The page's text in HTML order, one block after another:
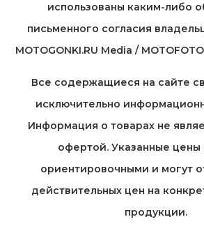
использованы каким-либо
письменного согласия
MOTOGONKI.RU Media /
Все содержащиеся на cайте
исключительно
Информация о товарах не
офертой. Указанные цены
ориентировочными и могут
действительных цен на
продукции.